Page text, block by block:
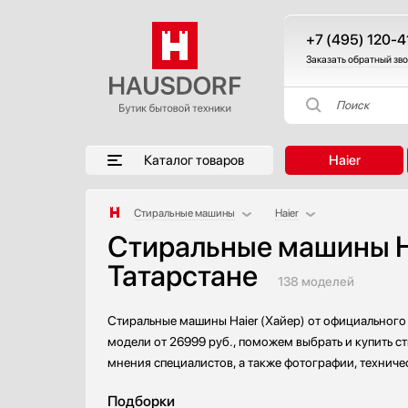
+7 (495) 120-
Заказать обратный
Поиск
Каталог товаров Haier
Стиральные машины
Аксессуары
Аксессуары и принадлежности
Акустические системы
Беспроводные акустические системы
Вакуумные упаковщики
Haier
AEG
Bosch
Стиральные машины
Татарстане
138 моделей
Стиральные машины Haier (Хайер) от официального
модели от 26999 руб., поможем выбрать и купить
мнения специалистов, а также фотографии,
Подборки